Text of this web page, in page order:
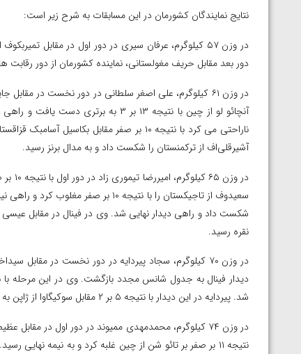
نتایج نمایندگان کشورمان در این مسابقات به شرح زیر است:
دور بعد مقابل حریف مغولستانی، نماینده کشورمان از دور رقابت
آنچائو لو از چین با نتیجه ۱۳ بر ۳
آشیرقلی‌اف از ترکمنستان را شکست داد و به مدال برنز رسید.
در
نقره رسید.
شد. پیردایه در این دیدار با نتیجه ۵ بر ۲ مقابل سوکیگاوا از ژاپن به برتری رسید و به مدال برنز رسید.
ارمنستان